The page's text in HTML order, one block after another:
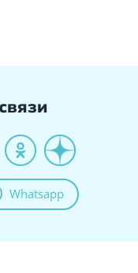
Whatsapp